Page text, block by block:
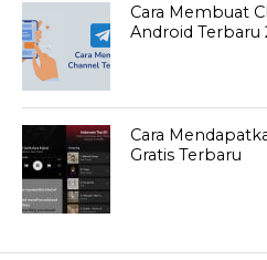
Cara Membuat
Android Terbaru
Cara
Gratis Terbaru